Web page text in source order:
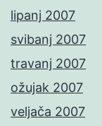
lipanj 2007
svibanj 2007
travanj 2007
ožujak 2007
veljača 2007